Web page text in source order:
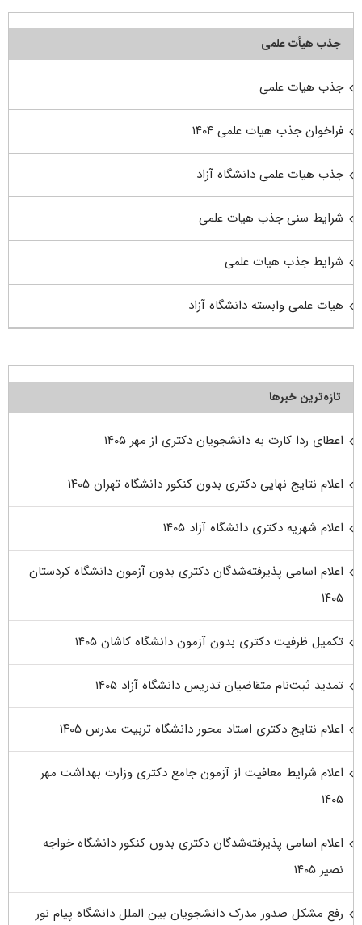
جذب هیأت علمی
جذب هیات علمی
فراخوان جذب هیات علمی ۱۴۰۴
جذب هیات علمی دانشگاه آزاد
شرایط سنی جذب هیات علمی
شرایط جذب هیات علمی
هیات علمی وابسته دانشگاه آزاد
تازه‌ترین خبرها
اعطای ردا کارت به دانشجویان دکتری از مهر ۱۴۰۵
اعلام نتایج نهایی دکتری بدون کنکور دانشگاه تهران ۱۴۰۵
اعلام شهریه دکتری دانشگاه آزاد ۱۴۰۵
اعلام اسامی پذیرفته‌شدگان دکتری بدون آزمون دانشگاه کردستان
۱۴۰۵
تکمیل ظرفیت دکتری بدون آزمون دانشگاه کاشان ۱۴۰۵
تمدید ثبت‌نام متقاضیان تدریس دانشگاه آزاد ۱۴۰۵
اعلام نتایج دکتری استاد محور دانشگاه تربیت مدرس ۱۴۰۵
اعلام شرایط معافیت از آزمون جامع دکتری وزارت بهداشت مهر
۱۴۰۵
اعلام اسامی پذیرفته‌شدگان دکتری بدون کنکور دانشگاه خواجه
نصیر ۱۴۰۵
رفع مشکل صدور مدرک دانشجویان بین الملل دانشگاه پیام نور